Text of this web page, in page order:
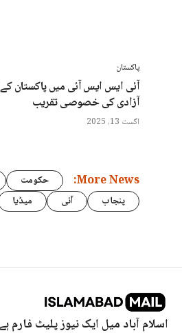
پاکستان
آزادی کی خصوصی تقریب
اگست 13, 2025
More News: حکومت
پنجاب
آئی میڈیا
اسلام آباد میل ایک نیوز پلیٹ